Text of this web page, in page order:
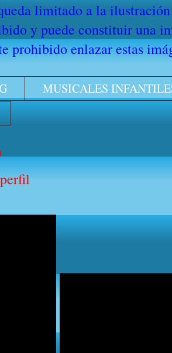
limitado a la
y puede constituir una
prohibido enlazar estas
MUSICALES